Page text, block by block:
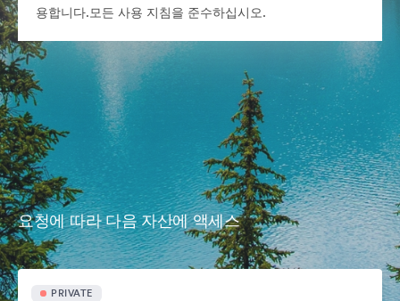
용합니다.모든 사용 지침을 준수하십시오.
요청에 따라 다음 자산에 액세스
PRIVATE